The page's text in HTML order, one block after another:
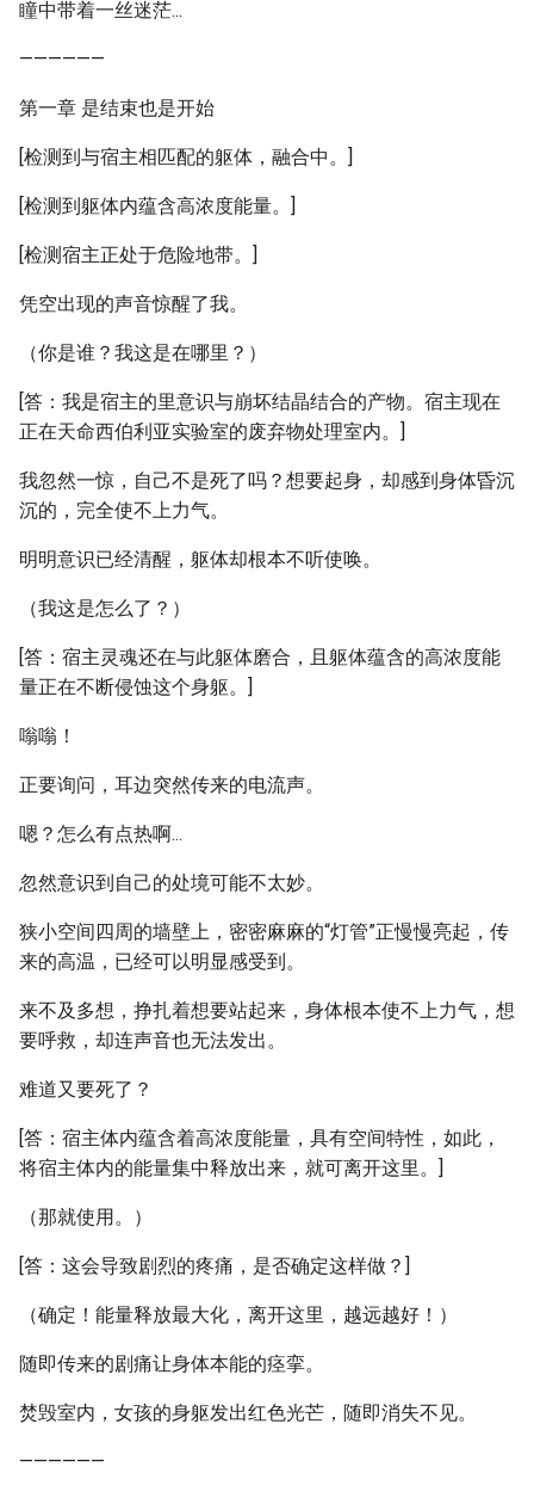
瞳中带着一丝迷茫...
——————
第一章 是结束也是开始
[检测到与宿主相匹配的躯体，融合中。]
[检测到躯体内蕴含高浓度能量。]
[检测宿主正处于危险地带。]
凭空出现的声音惊醒了我。
（你是谁？我这是在哪里？）
[答：我是宿主的里意识与崩坏结晶结合的产物。宿主现在
正在天命西伯利亚实验室的废弃物处理室内。]
我忽然一惊，自己不是死了吗？想要起身，却感到身体昏沉
沉的，完全使不上力气。
明明意识已经清醒，躯体却根本不听使唤。
（我这是怎么了？）
[答：宿主灵魂还在与此躯体磨合，且躯体蕴含的高浓度能
量正在不断侵蚀这个身躯。]
嗡嗡！
正要询问，耳边突然传来的电流声。
嗯？怎么有点热啊...
忽然意识到自己的处境可能不太妙。
狭小空间四周的墙壁上，密密麻麻的“灯管”正慢慢亮起，传
来的高温，已经可以明显感受到。
来不及多想，挣扎着想要站起来，身体根本使不上力气，想
要呼救，却连声音也无法发出。
难道又要死了？
[答：宿主体内蕴含着高浓度能量，具有空间特性，如此，
将宿主体内的能量集中释放出来，就可离开这里。]
（那就使用。）
[答：这会导致剧烈的疼痛，是否确定这样做？]
（确定！能量释放最大化，离开这里，越远越好！）
随即传来的剧痛让身体本能的痉挛。
焚毁室内，女孩的身躯发出红色光芒，随即消失不见。
——————